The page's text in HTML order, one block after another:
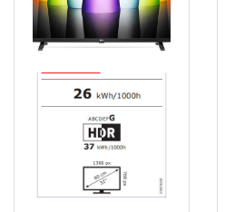
LG Smart Τηλεόραση
32″ HD Ready LED
LQ63 (2022)
32LQ630B6LA
229.00